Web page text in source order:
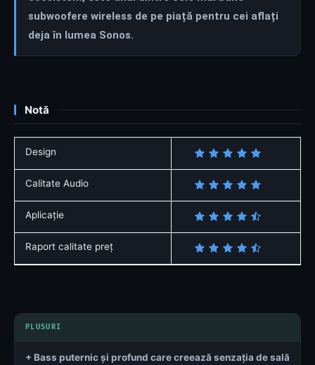
subwoofere wireless de pe piață pentru cei aflați
deja în lumea Sonos.
+ Bass puternic și profund care creează senzația de sală
Notă
Design
Calitate Audio
Aplicație
Raport calitate preț